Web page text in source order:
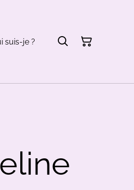
suis-je ?